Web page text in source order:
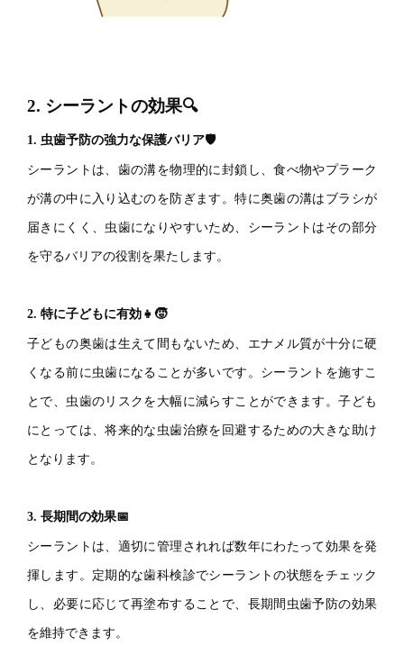
2. シーラントの効果🔍
1. 虫歯予防の強力な保護バリア🛡️
シーラントは、歯の溝を物理的に封鎖し、食べ物やプラーク
が溝の中に入り込むのを防ぎます。特に奥歯の溝はブラシが
届きにくく、虫歯になりやすいため、シーラントはその部分
を守るバリアの役割を果たします。
2. 特に子どもに有効👧🧒
子どもの奥歯は生えて間もないため、エナメル質が十分に硬
くなる前に虫歯になることが多いです。シーラントを施すこ
とで、虫歯のリスクを大幅に減らすことができます。子ども
にとっては、将来的な虫歯治療を回避するための大きな助け
となります。
3. 長期間の効果📅
シーラントは、適切に管理されれば数年にわたって効果を発
揮します。定期的な歯科検診でシーラントの状態をチェック
し、必要に応じて再塗布することで、長期間虫歯予防の効果
を維持できます。